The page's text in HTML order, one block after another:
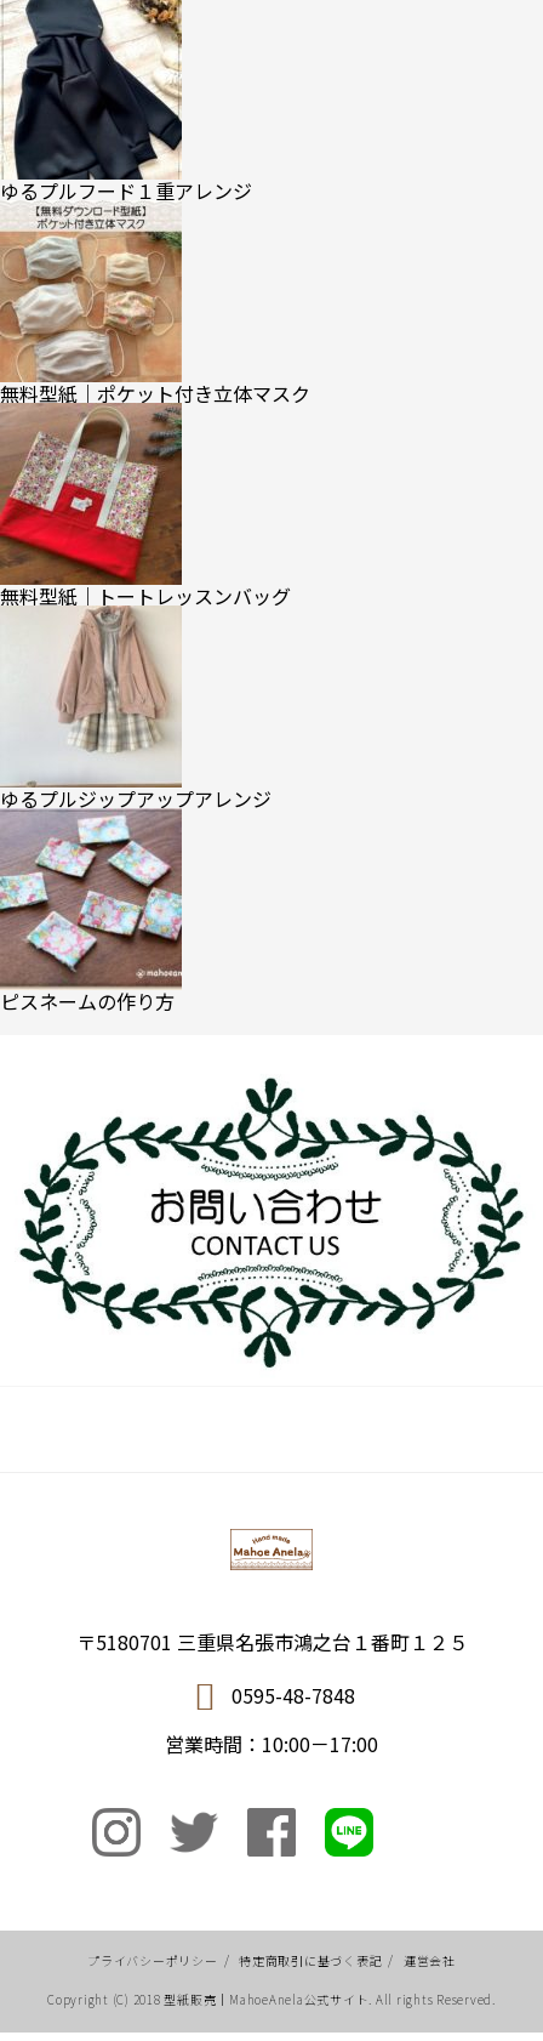
ゆるプルフード１重アレンジ
無料型紙｜ポケット付き立体マスク
無料型紙｜トートレッスンバッグ
ゆるプルジップアップアレンジ
ピスネームの作り方
〒5180701 三重県名張市鴻之台１番町１２５
0595-48-7848
営業時間：10:00－17:00
プライバシーポリシー / 特定商取引に基づく表記 / 運営会社
Copyright (C) 2018 型紙販売｜MahoeAnela公式サイト. All rights Reserved.